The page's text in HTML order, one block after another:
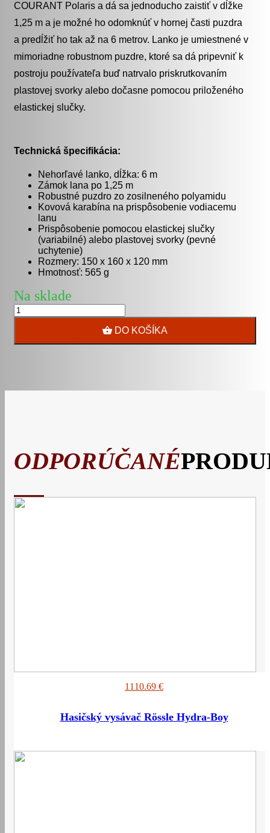
COURANT Polaris a dá sa jednoducho zaistiť v dĺžke
1,25 m a je možné ho odomknúť v hornej časti puzdra
a predĺžiť ho tak až na 6 metrov. Lanko je umiestnené v
mimoriadne robustnom puzdre, ktoré sa dá pripevniť k
postroju používateľa buď natrvalo priskrutkovaním
plastovej svorky alebo dočasne pomocou priloženého
elastickej slučky.
Technická špecifikácia:
Nehorľavé lanko, dĺžka: 6 m
Zámok lana po 1,25 m
Robustné puzdro zo zosilneného polyamidu
Kovová karabína na prispôsobenie vodiacemu
lanu
Prispôsobenie pomocou elastickej slučky
(variabilné) alebo plastovej svorky (pevné
uchytenie)
Rozmery: 150 x 160 x 120 mm
Hmotnosť: 565 g
Na sklade
DO KOŠÍKA
ODPORÚČANÉ
1110.69 €
Hasičský vysávač Rössle Hydra-Boy